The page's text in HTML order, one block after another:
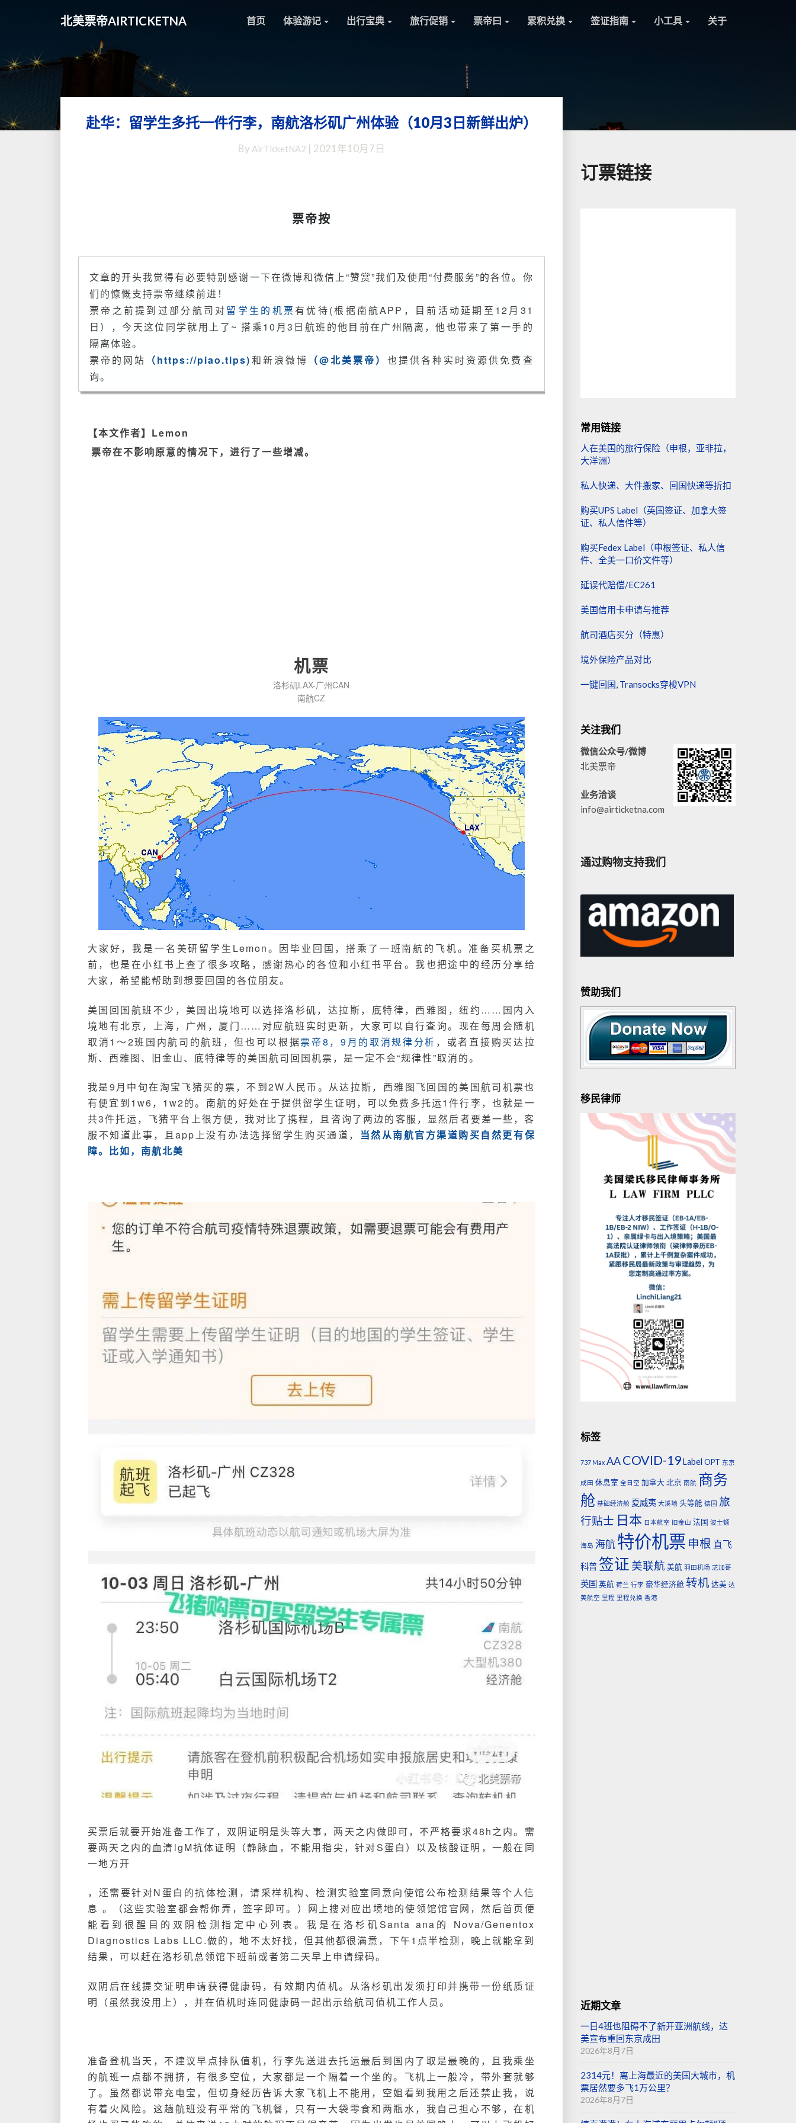
北美票帝AIRTICKETNA 首页 体验游记 出行宝典 旅行促销 票帝曰 累积兑换 签证指南 小工具 关于
赴
留
托
一
行
李，
南
洛
杉
广
体
赴华：留学生多托一件行李，南航洛杉矶广州体验（10月3日新鲜出炉）
By AirTicketNA2 2021年10月7日
票帝按
文章的开头我觉得有必要特别感谢一下在微博和微信上“赞赏”我们及使用“付费服务”的各位。你
们的慷慨支持票帝继续前进！
票帝之前提到过部分航司对留学生的机票有优待(根据南航APP，目前活动延期至12月31
日），今天这位同学就用上了~ 搭乘10月3日航班的他目前在广州隔离，他也带来了第一手的
隔离体验。
票帝的网站
（https://piao.tips)和新浪微博 （@北美票帝） 也提供各种实时资源供免费查
询。
【本文作者】Lemon
票帝在不影响原意的情况下，进行了一些增减。
机票
洛杉矶LAX-广州CAN
南航CZ
大家好，我是一名美研留学生Lemon。因毕业回国，搭乘了一班南航的飞机。准备买机票之
前，也是在小红书上查了很多攻略，感谢热心的各位和小红书平台。我也把途中的经历分享给
大家，希望能帮助到想要回国的各位朋友。
美国回国航班不少，美国出境地可以选择洛杉矶，达拉斯，底特律，西雅图，纽约……国内入
境地有北京，上海，广州，厦门……对应航班实时更新，大家可以自行查询。现在每周会随机
取消1～2班国内航司的航班，但也可以根据票帝8，9月的取消规律分析 ，或者直接购买达拉
斯、西雅图、旧金山、底特律等的美国航司回国机票，是一定不会“规律性”取消的。
我是9月中旬在淘宝飞猪买的票，不到2W人民币。从达拉斯，西雅图飞回国的美国航司机票也
有便宜到1w6，1w2的。南航的好处在于提供留学生证明，可以免费多托运1件行李，也就是一
共3件托运，飞猪平台上很方便，我对比了携程，且咨询了两边的客服，显然后者要差一些，客
服不知道此事，且app上没有办法选择留学生购买通道， 当然从南航官方渠道购买自然更有保
障。比如，南航北美
买票后就要开始准备工作了，双阴证明是头等大事，两天之内做即可，不严格要求48h之内。需
要两天之内的血清lgM抗体证明（静脉血，不能用指尖，针对S蛋白）以及核酸证明，一般在同
一地方开
，还需要针对N蛋白的抗体检测，请采样机构、检测实验室同意向使馆公布检测结果等个人信
息 。（这些实验室都会帮你弄，签字即可。）网上搜对应出境地的使领馆馆官网，然后首页便
能看到很醒目的双阴检测指定中心列表。我是在洛杉矶Santa ana的 Nova/Genentox
Diagnostics Labs LLC.做的，地不太好找，但其他都很满意，下午1点半检测，晚上就能拿到
结果，可以赶在洛杉矶总领馆下班前或者第二天早上申请绿码。
双阴后在线提交证明申请获得健康码，有效期内值机。从洛杉矶出发须打印并携带一份纸质证
明（虽然我没用上），并在值机时连同健康码一起出示给航司值机工作人员。
准备登机当天，不建议早点排队值机，行李先送进去托运最后到国内了取是最晚的，且我乘坐
的航班一点都不拥挤，有很多空位，大家都是一个隔着一个坐的。飞机上一般冷，带外套就够
了。虽然都说带充电宝，但切身经历告诉大家飞机上不能用，空姐看到我用之后还禁止我，说
有着火风险。这趟航班没有平常的飞机餐，只有一大袋零食和两瓶水，我自己担心不够，在机
订票链接
常用链接
人在美国的旅行保险（申根，亚非拉，
大洋洲）
私人快递、大件搬家、回国快递等折扣
购买UPS Label（英国签证、加拿大签
证、私人信件等）
购买Fedex Label（申根签证、私人信
件、全美一口价文件等）
延误代赔偿/EC261
美国信用卡申请与推荐
航司酒店买分（特惠）
境外保险产品对比
一键回国, Transocks穿梭VPN
关注我们
微信公众号/微博
北美票帝
业务洽谈
info@airticketna.com
通过购物支持我们
赞助我们
移民律师
标签
737 Max AA COVID-19 Label OPT 东京
成田 休息室 全日空 加拿大 北京 南航 商务
舱 基础经济舱 夏威夷 大溪地 头等舱 德国 旅
行贴士 日本 日本航空 旧金山 法国 波士顿
海岛 海航 特价机票 申根 直飞
科普 签证 美联航 美航 羽田机场 芝加哥
英国 英航 荷兰 行李 豪华经济舱 转机 达美 达
美航空 里程 里程兑换 香港
近期文章
一日4班也阻碍不了新开亚洲航线，达
美宣布重回东京成田
2026年8月7日
2314元！离上海最近的美国大城市，机
票居然要多飞1万公里？
2026年8月7日